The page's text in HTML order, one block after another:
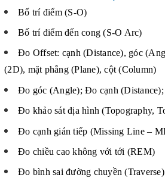
Bố trí điểm (S-O)
Bố trí điểm đến cong (S-O Arc)
Đo Offset: cạnh (Distance), góc
(2D), mặt phẳng (Plane), cột (Column)
Đo góc (Angle); Đo cạnh
Đo khảo sát địa hình (Topography,
Đo cạnh gián tiếp (Missing Line –
Đo chiều cao không với tới (REM)
Đo bình sai đường chuyền (Traverse)